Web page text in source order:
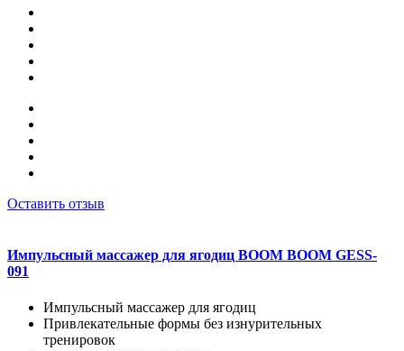
Оставить отзыв
Импульсный массажер для ягодиц BOOM BOOM GESS-
091
Импульсный массажер для ягодиц
Привлекательные формы без изнурительных
тренировок